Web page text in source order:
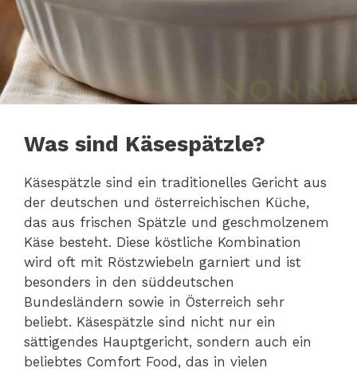
Was sind Käsespätzle?
Käsespätzle sind ein traditionelles Gericht aus
der deutschen und österreichischen Küche,
das aus frischen Spätzle und geschmolzenem
Käse besteht. Diese köstliche Kombination
wird oft mit Röstzwiebeln garniert und ist
besonders in den süddeutschen
Bundesländern sowie in Österreich sehr
beliebt. Käsespätzle sind nicht nur ein
sättigendes Hauptgericht, sondern auch ein
beliebtes Comfort Food, das in vielen